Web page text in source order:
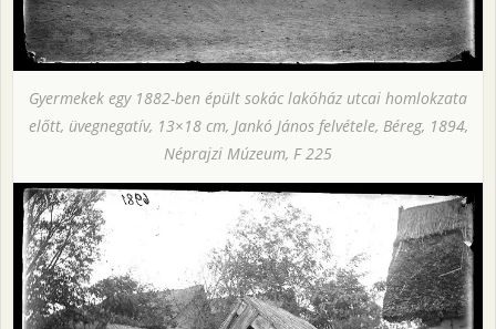
Gyermekek egy 1882-ben épült sokác lakóház utcai homlokzata
előtt, üvegnegatív, 13×18 cm, Jankó János felvétele, Béreg, 1894,
Néprajzi Múzeum, F 225